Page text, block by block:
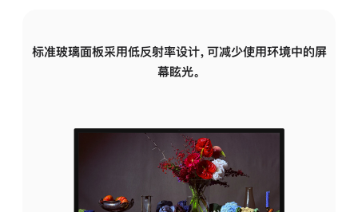
标准玻璃面板采用低反射率设计，可减少使用环境中的屏
幕眩光。